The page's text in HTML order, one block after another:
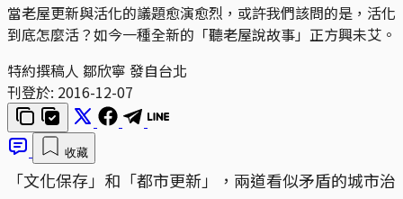
當老屋更新與活化的議題愈演愈烈，或許我們該問的是，活化
到底怎麼活？如今一種全新的「聽老屋說故事」正方興未艾。
特約撰稿人 鄒欣寧 發自台北
刊登於: 2016-12-07
收藏
「文化保存」和「都市更新」，兩道看似矛盾的城市治